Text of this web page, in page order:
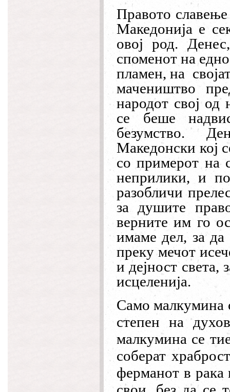
Правото
Македонија е
овој род.
споменот на
пламен, на
мачеништво
народот свој од
се беше
безумство.
Македонски кој
со примерот на
неприлики, и
разобличи
за душите
верните им го
имаме дел, за да
преку мечот
и дејност света,
исцеленија.
Само малкумина
степен на
малкумина се
соберат
ферманот в рака